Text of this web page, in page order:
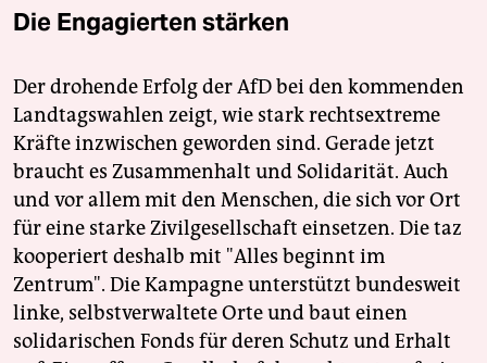
Die Engagierten stärken
Der drohende Erfolg der AfD bei den kommenden
Landtagswahlen zeigt, wie stark rechtsextreme
Kräfte inzwischen geworden sind. Gerade jetzt
braucht es Zusammenhalt und Solidarität. Auch
und vor allem mit den Menschen, die sich vor Ort
für eine starke Zivilgesellschaft einsetzen. Die taz
kooperiert deshalb mit "Alles beginnt im
Zentrum". Die Kampagne unterstützt bundesweit
linke, selbstverwaltete Orte und baut einen
solidarischen Fonds für deren Schutz und Erhalt